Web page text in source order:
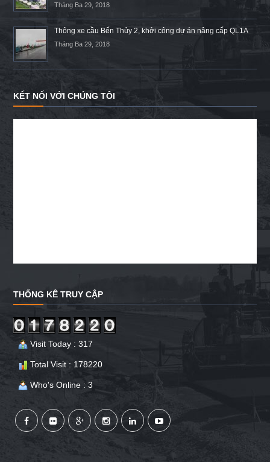
Tháng Ba 29, 2018
Thông xe cầu Bến Thủy 2, khởi công dự án nâng cấp QL1A
Tháng Ba 29, 2018
KẾT NỐI VỚI CHÚNG TÔI
THỐNG KÊ TRUY CẬP
Visit Today : 317
Total Visit : 178220
Who's Online : 3